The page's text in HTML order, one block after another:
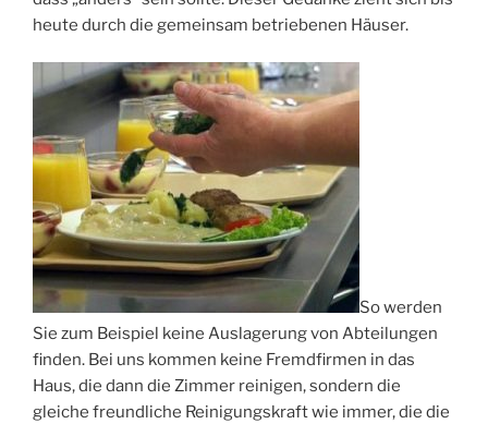
heute durch die gemeinsam betriebenen Häuser.
So werden
Sie zum Beispiel keine Auslagerung von Abteilungen
finden. Bei uns kommen keine Fremdfirmen in das
Haus, die dann die Zimmer reinigen, sondern die
gleiche freundliche Reinigungskraft wie immer, die die